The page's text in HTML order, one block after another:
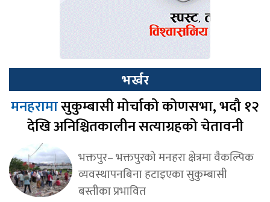
भर्खर
मनहरामासुकुम्बासी मोर्चाको कोणसभा, भदौ १२
देखि अनिश्चितकालीन सत्याग्रहको चेतावनी
भक्तपुर– भक्तपुरको मनहरा क्षेत्रमा वैकल्पिक
व्यवस्थापनबिना हटाइएका सुकुम्बासी
बस्तीका प्रभावित